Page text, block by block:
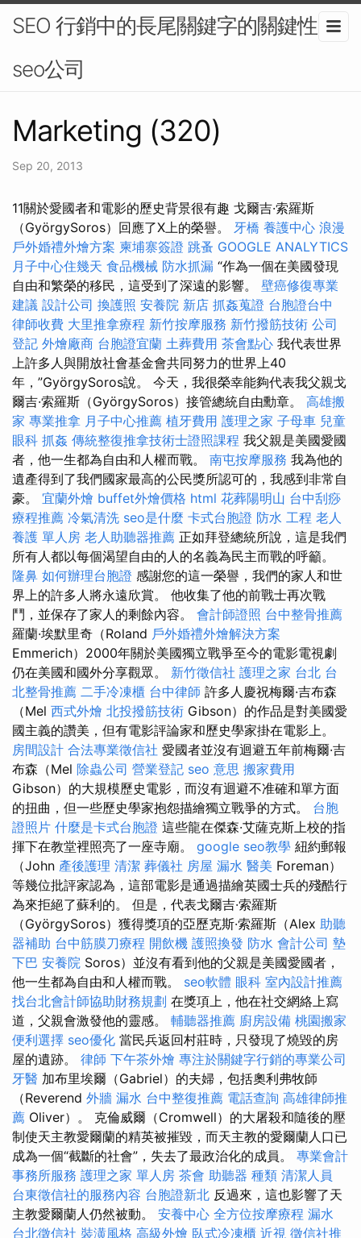
SEO 行銷中的長尾關鍵字的關鍵性 -
seo公司
Marketing (320)
Sep 20, 2013
11關於愛國者和電影的歷史背景很有趣 戈爾吉·索羅斯
（GyörgySoros）回應了X上的榮譽。 牙橋 養護中心 浪漫
戶外婚禮外燴方案 柬埔寨簽證 跳蚤 GOOGLE ANALYTICS
月子中心住幾天 食品機械 防水抓漏 “作為一個在美國發現
自由和繁榮的移民，這受到了深遠的影響。 壁癌修復專業
建議 設計公司 換護照 安養院 新店 抓姦蒐證 台胞證台中
律師收費 大里推拿療程 新竹按摩服務 新竹撥筋技術 公司
登記 外燴廠商 台胞證宜蘭 土葬費用 茶會點心 我代表世界
上許多人與開放社會基金會共同努力的世界上40
年，”GyörgySoros說。 今天，我很榮幸能夠代表我父親戈
爾吉·索羅斯（GyörgySoros）接管總統自由勳章。 高雄搬
家 專業推拿 月子中心推薦 植牙費用 護理之家 子母車 兒童
眼科 抓姦 傳統整復推拿技術士證照課程 我父親是美國愛國
者，他一生都為自由和人權而戰。 南屯按摩服務 我為他的
遺產得到了我們國家最高的公民獎所認可的，我感到非常自
豪。 宜蘭外燴 buffet外燴價格 html 花葬陽明山 台中刮痧
療程推薦 冷氣清洗 seo是什麼 卡式台胞證 防水 工程 老人
養護 單人房 老人助聽器推薦 正如拜登總統所說，這是我們
所有人都以每個渴望自由的人的名義為民主而戰的呼籲。
隆鼻 如何辦理台胞證 感謝您的這一榮譽，我們的家人和世
界上的許多人將永遠欣賞。 他收集了他的前戰士再次戰
鬥，並保存了家人的剩餘內容。 會計師證照 台中整骨推薦
羅蘭·埃默里奇（Roland 戶外婚禮外燴解決方案
Emmerich）2000年關於美國獨立戰爭至今的電影電視劇
仍在美國和國外分享觀眾。 新竹徵信社 護理之家 台北 台
北整骨推薦 二手冷凍櫃 台中律師 許多人慶祝梅爾·吉布森
（Mel 西式外燴 北投撥筋技術 Gibson）的作品是對美國愛
國主義的讚美，但有電影評論家和歷史學家掛在電影上。
房間設計 合法專業徵信社 愛國者並沒有迴避五年前梅爾·吉
布森（Mel 除蟲公司 營業登記 seo 意思 搬家費用
Gibson）的大規模歷史電影，而沒有迴避不准確和單方面
的扭曲，但一些歷史學家抱怨描繪獨立戰爭的方式。 台胞
證照片 什麼是卡式台胞證 這些龍在傑森·艾薩克斯上校的指
揮下在教堂裡照亮了一座寺廟。 google seo教學 紐約郵報
（John 產後護理 清潔 葬儀社 房屋 漏水 醫美 Foreman）
等幾位批評家認為，這部電影是通過描繪英國士兵的殘酷行
為來拒絕了蘇利的。 但是，代表戈爾吉·索羅斯
（GyörgySoros）獲得獎項的亞歷克斯·索羅斯（Alex 助聽
器補助 台中筋膜刀療程 開飲機 護照換發 防水 會計公司 墊
下巴 安養院 Soros）並沒有看到他的父親是美國愛國者，
他一生都為自由和人權而戰。 seo軟體 眼科 室內設計推薦
找台北會計師協助財務規劃 在獎項上，他在社交網絡上寫
道，父親會激發他的靈感。 輔聽器推薦 廚房設備 桃園搬家
便利選擇 seo優化 當民兵返回村莊時，只發現了燒毀的房
屋的遺跡。 律師 下午茶外燴 專注於關鍵字行銷的專業公司
牙醫 加布里埃爾（Gabriel）的夫婦，包括奧利弗牧師
（Reverend 外牆 漏水 台中整復推薦 電話查詢 高雄律師推
薦 Oliver）。 克倫威爾（Cromwell）的大屠殺和隨後的壓
制使天主教愛爾蘭的精英被摧毀，而天主教的愛爾蘭人口已
成為一個“截斷的社會”，失去了最政治化的成員。 專業會計
事務所服務 護理之家 單人房 茶會 助聽器 種類 清潔人員
台東徵信社的服務內容 台胞證新北 反過來，這也影響了天
主教愛爾蘭人仍​​然被動。 安養中心 全方位按摩療程 漏水
台北徵信社 裝潢風格 高級外燴 臥式冷凍櫃 近視 徵信社推